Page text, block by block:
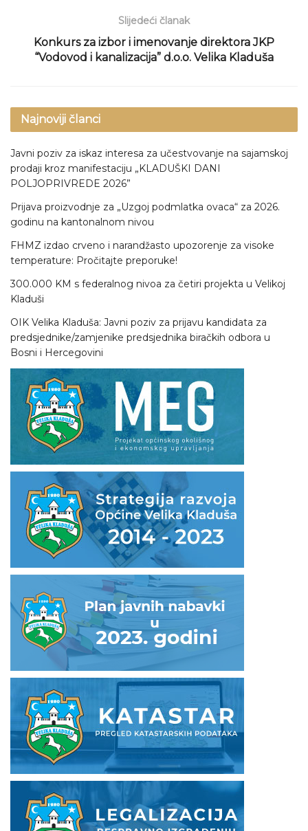
Slijedeći članak
Konkurs za izbor i imenovanje direktora JKP
“Vodovod i kanalizacija” d.o.o. Velika Kladuša
Najnoviji članci
Javni poziv za iskaz interesa za učestvovanje na sajamskoj
prodaji kroz manifestaciju „KLADUŠKI DANI
POLJOPRIVREDE 2026”
Prijava proizvodnje za „Uzgoj podmlatka ovaca“ za 2026.
godinu na kantonalnom nivou
FHMZ izdao crveno i narandžasto upozorenje za visoke
temperature: Pročitajte preporuke!
300.000 KM s federalnog nivoa za četiri projekta u Velikoj
Kladuši
OIK Velika Kladuša: Javni poziv za prijavu kandidata za
predsjednike/zamjenike predsjednika biračkih odbora u
Bosni i Hercegovini